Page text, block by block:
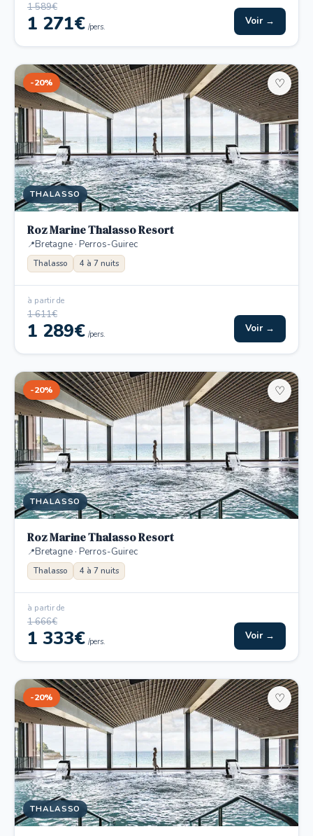
1 589€
1 271€ /pers. Voir →
-20%
THALASSO
♡
Roz Marine Thalasso Resort
Bretagne · Perros-Guirec
Thalasso 4 à 7 nuits
à partir de
1 611€
1 289€ /pers. Voir →
-20%
THALASSO
♡
Roz Marine Thalasso Resort
Bretagne · Perros-Guirec
Thalasso 4 à 7 nuits
à partir de
1 666€
1 333€ /pers. Voir →
-20%
THALASSO
♡